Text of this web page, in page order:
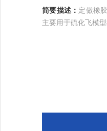
简要描述： 定做橡
主要用于硫化飞模